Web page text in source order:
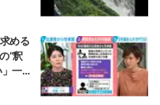
める
“釈
一方